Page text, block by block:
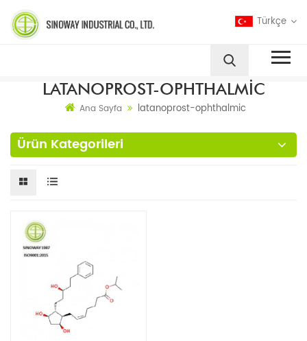
Türkçe
LATANOPROST-OPHTHALMIC
Ana Sayfa latanoprost-ophthalmic
Ürün Kategorileri